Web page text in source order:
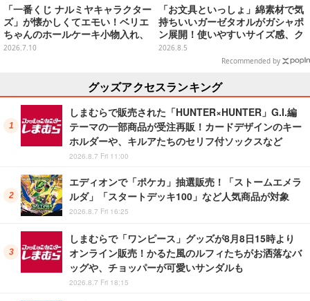
「一番くじ ナルミヤキャラクター
ズ」が懐かしくてエモい！ベリエ
ちゃんのホールケーキ小物入れ、
ナカムラくんのマスコットなど全
2026.7.10
「お文具といっしょ」綿素材で気
持ちいいガーゼタオルがガシャポ
ン展開！使いやすいサイズ感、ク
ールな和柄や可愛らしいお寿司な
2026.8.5
Recommended by
グッズアクセスランキング
しまむらで販売された「HUNTER×HUNTER」G.I.編
テーマの一部商品が受注再販！カードデザインのキー
ホルダーや、キルアたちのセリフ付ソックスなど
2026.8.7 Fri 11:00
エディオンで「ポケカ」抽選販売！「ストームエメラ
ルダ」「スタートデッキ100」など人気商品が対象
2026.8.7 Fri 16:25
しまむらで「ワンピース」グッズが8月8日15時より
オンライン販売！かるた風のルフィたちがお洒落なバ
ッグや、チョッパーが可愛いサンダルも
2026.8.7 Fri 18:15